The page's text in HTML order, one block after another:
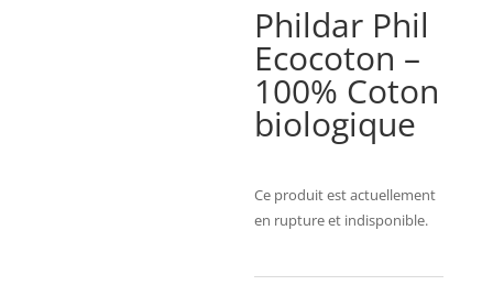
Phildar Phil
Ecocoton –
100% Coton
biologique
Ce produit est actuellement
en rupture et indisponible.